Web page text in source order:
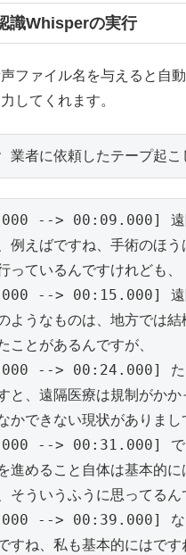
識Whisperの実行
ファイル名を与えると自
してくれます。
者に依頼したテープ起こ
--> 00:09.000] 遠隔
例えばですね、手術のほう
っているんですけれども、
--> 00:15.000] 遠隔
ようなものは、地方では結
ことがあるんですが、
--> 00:24.000] ただ
と、遠隔医療は規制がか
かできない現状がありまし
--> 00:31.000] でも
進めること自体は基本的に
そういうふうに思ってるん
--> 00:39.000] なる
すね、私も基本的にはで